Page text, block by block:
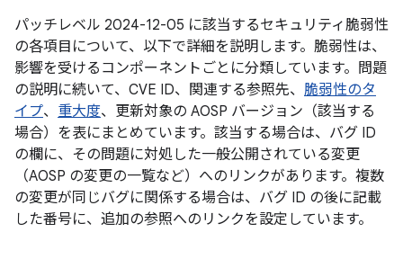
パッチレベル 2024-12-05 に該当するセキュリティ脆弱性
の各項目について、以下で詳細を説明します。脆弱性は、
影響を受けるコンポーネントごとに分類しています。問題
の説明に続いて、CVE ID、関連する参照先、 脆弱性のタ
イプ、 重大度、更新対象の AOSP バージョン（該当する
場合）を表にまとめています。該当する場合は、バグ ID
の欄に、その問題に対処した一般公開されている変更
（AOSP の変更の一覧など）へのリンクがあります。複数
の変更が同じバグに関係する場合は、バグ ID の後に記載
した番号に、追加の参照へのリンクを設定しています。